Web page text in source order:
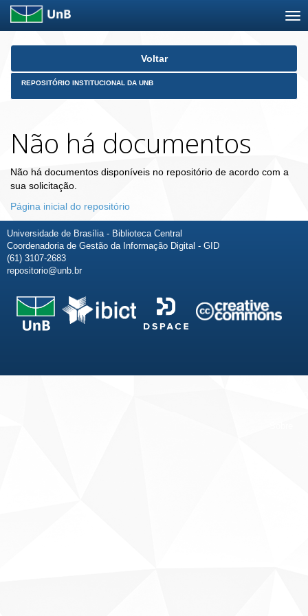
Skip
Voltar
REPOSITÓRIO INSTITUCIONAL DA UNB
Não há documentos
Não há documentos disponíveis no repositório de acordo com a
sua solicitação.
Página inicial do repositório
Universidade de Brasília - Biblioteca Central
Coordenadoria de Gestão da Informação Digital - GID
(61) 3107-2683
repositorio@unb.br